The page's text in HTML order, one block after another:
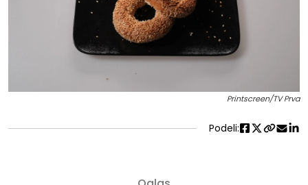
Printscreen/TV Prva
Podeli: